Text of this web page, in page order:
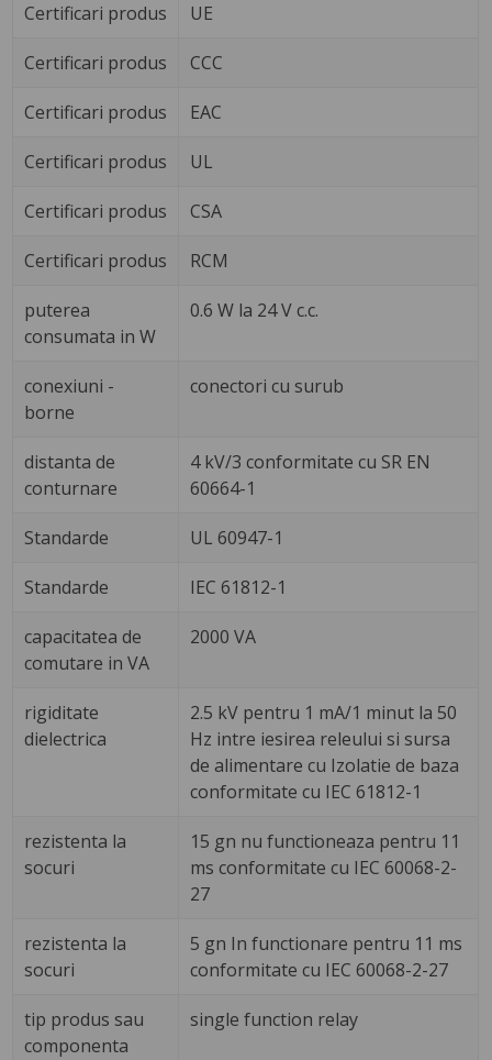
Certificari produs UE
Certificari produs CCC
Certificari produs EAC
Certificari produs UL
Certificari produs CSA
Certificari produs RCM
puterea
consumata in W
0.6 W la 24 V c.c.
conexiuni -
borne
conectori cu surub
distanta de
conturnare
4 kV/3 conformitate cu SR EN
60664-1
Standarde UL 60947-1
Standarde IEC 61812-1
capacitatea de
comutare in VA
2000 VA
rigiditate
dielectrica
2.5 kV pentru 1 mA/1 minut la 50
Hz intre iesirea releului si sursa
de alimentare cu Izolatie de baza
conformitate cu IEC 61812-1
rezistenta la
socuri
15 gn nu functioneaza pentru 11
ms conformitate cu IEC 60068-2-
27
rezistenta la
socuri
5 gn In functionare pentru 11 ms
conformitate cu IEC 60068-2-27
tip produs sau
componenta
single function relay